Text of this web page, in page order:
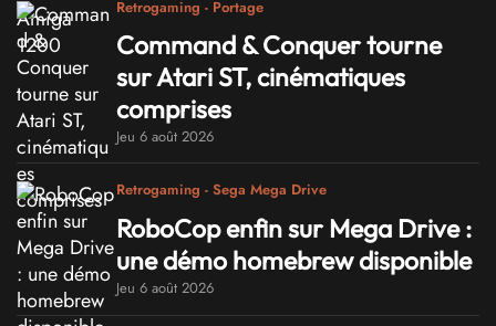
Retrogaming - Portage
Command & Conquer tourne
sur Atari ST, cinématiques
comprises
Jeu 6 août 2026
Retrogaming - Sega Mega Drive
RoboCop enfin sur Mega Drive :
une démo homebrew disponible
Jeu 6 août 2026